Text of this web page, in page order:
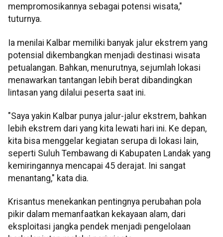
mempromosikannya sebagai potensi wisata,"
tuturnya.
Ia menilai Kalbar memiliki banyak jalur ekstrem yang
potensial dikembangkan menjadi destinasi wisata
petualangan. Bahkan, menurutnya, sejumlah lokasi
menawarkan tantangan lebih berat dibandingkan
lintasan yang dilalui peserta saat ini.
"Saya yakin Kalbar punya jalur-jalur ekstrem, bahkan
lebih ekstrem dari yang kita lewati hari ini. Ke depan,
kita bisa menggelar kegiatan serupa di lokasi lain,
seperti Suluh Tembawang di Kabupaten Landak yang
kemiringannya mencapai 45 derajat. Ini sangat
menantang," kata dia.
Krisantus menekankan pentingnya perubahan pola
pikir dalam memanfaatkan kekayaan alam, dari
eksploitasi jangka pendek menjadi pengelolaan